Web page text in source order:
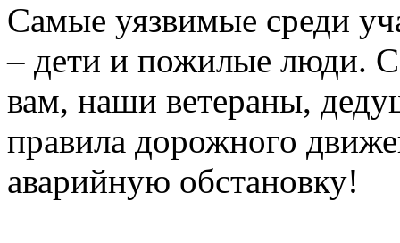
Самые уязвимые среди
– дети и пожилые люди.
вам, наши ветераны,
правила дорожного
аварийную обстановку!